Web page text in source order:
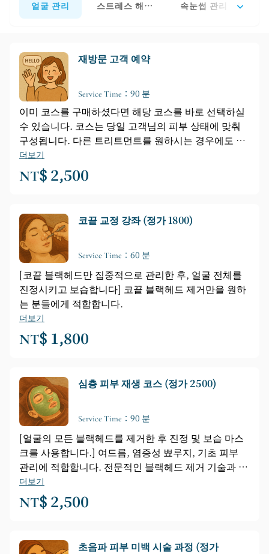
얼굴 관리 스트레스 해소를 위한 마사지
속눈썹 관리
재방문 고객 예약
Service Time：90 분
이미 코스를 구매하셨다면 해당 코스를 바로 선택하실
수 있습니다. 코스는 당일 고객님의 피부 상태에 맞춰
구성됩니다. 다른 트리트먼트를 원하시는 경우에도 선
택하실 수 있습니다.
더보기
NT$ 2,500
코끝 교정 강좌 (정가 1800)
Service Time：60 분
[코끝 블랙헤드만 집중적으로 관리한 후, 얼굴 전체를
진정시키고 보습합니다] 코끝 블랙헤드 제거만을 원하
는 분들에게 적합합니다.
더보기
NT$ 1,800
심층 피부 재생 코스 (정가 2500)
Service Time：90 분
[얼굴의 모든 블랙헤드를 제거한 후 진정 및 보습 마스
크를 사용합니다.] 여드름, 염증성 뾰루지, 기초 피부
관리에 적합합니다. 전문적인 블랙헤드 제거 기술과 의
료 등급의 4단계 살균 공정을 활용하여 일회용 장갑을
착용하고 2~3배 확대 현미경으로 블랙헤드를 하나하나
정밀하게 제거함으로써 모공 막힘을 개선하고 피부를
더보기
NT$ 2,500
초음파 피부 미백 시술 과정 (정가